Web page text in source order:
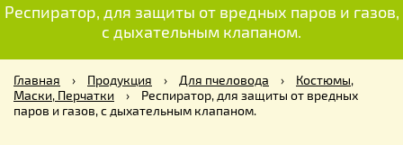
Респиратор, для защиты от вредных паров и газов,
с дыхательным клапаном.
Главная › Продукция › Для пчеловода ›
Костюмы,
Маски, Перчатки
›
Респиратор, для защиты от вредных
паров и газов, с дыхательным клапаном.